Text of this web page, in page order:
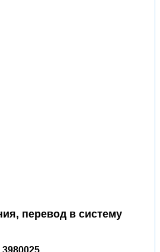
перевод в систему